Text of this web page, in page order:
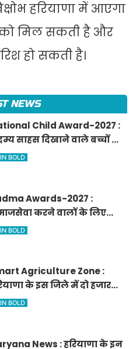
हरियाणा में आएगा
मिल सकती है और
हो सकती है।
NEWS
Child Award-2027 :
साहस दिखाने वाले बच्चों को
प्रधानमंत्री राष्ट्रीय बाल
BOLD
Awards-2027 :
करने वालों के लिए
मौका, गृह मंत्रालय ने
BOLD
Agriculture Zone :
के इस जिले में दो हजार
में बनेगा स्मार्ट एग्रीकल्चर
BOLD
News : हरियाणा के इन